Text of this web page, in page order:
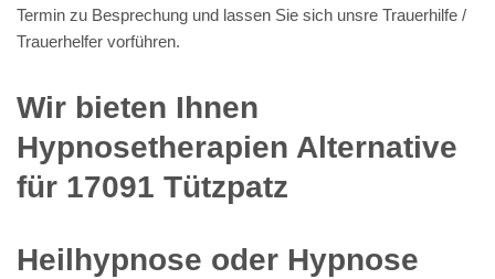
Termin zu Besprechung und lassen Sie sich unsre Trauerhilfe /
Trauerhelfer vorführen.
Wir bieten Ihnen
Hypnosetherapien Alternative
für 17091 Tützpatz
Heilhypnose oder Hypnose